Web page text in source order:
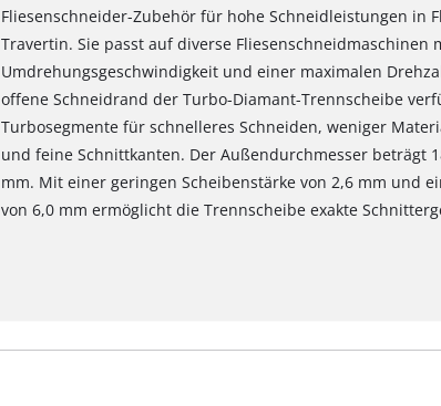
Fliesenschneider-Zubehör für hohe Schneidleistungen in
Travertin. Sie passt auf diverse Fliesenschneidmaschinen
Umdrehungsgeschwindigkeit und einer maximalen
offene Schneidrand der Turbo-Diamant-Trennscheibe
Turbosegmente für schnelleres Schneiden, weniger
und feine Schnittkanten. Der Außendurchmesser beträgt
mm. Mit einer geringen Scheibenstärke von 2,6 mm und
von 6,0 mm ermöglicht die Trennscheibe exakte